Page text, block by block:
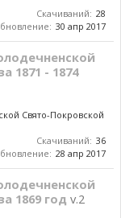
Скачиваний: 28
30 апр 2017
1871 - 1874
Свято-Покровской
Скачиваний: 36
28 апр 2017
1869 год v.2